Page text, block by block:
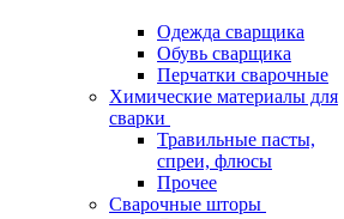
Одежда сварщика
Обувь сварщика
Перчатки сварочные
Химические материалы для
сварки
Травильные пасты,
спреи, флюсы
Прочее
Сварочные шторы